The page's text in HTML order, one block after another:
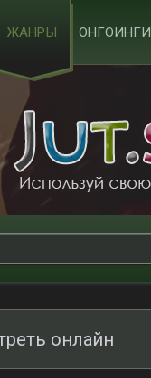
ЖАНРЫ ОНГОИНГИ
онлайн